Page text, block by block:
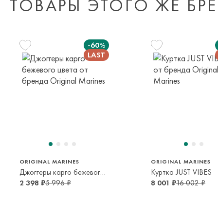
ТОВАРЫ ЭТОГО ЖЕ
-60%
ORIGINAL MARINES
Джоггеры карго бежевого цвета
2 398 ₽5 996 ₽
ORIGINAL MARINES
Куртка JUST VIBES
8 001 ₽16 002 ₽